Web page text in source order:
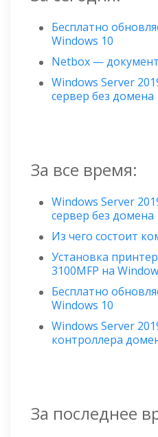
Бесплатно
Windows 10
Netbox —
Windows Server
сервер без домена
За все время:
Windows Server
сервер без домена
Из чего состоит
Установка
3100MFP на
Бесплатно
Windows 10
Windows Server
контроллера
За последнее